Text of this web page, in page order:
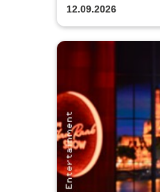
12.09.2026